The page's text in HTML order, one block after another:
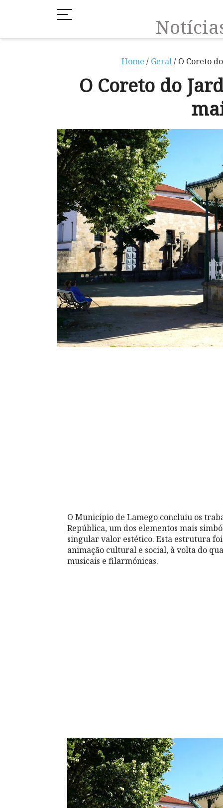
Home / Geral/ O Coreto
O Coreto do
O Município de Lamego concluiu os
República, um dos elementos mais
singular valor estético. Esta estrutura
animação cultural e social, à volta do
musicais e filarmónicas.